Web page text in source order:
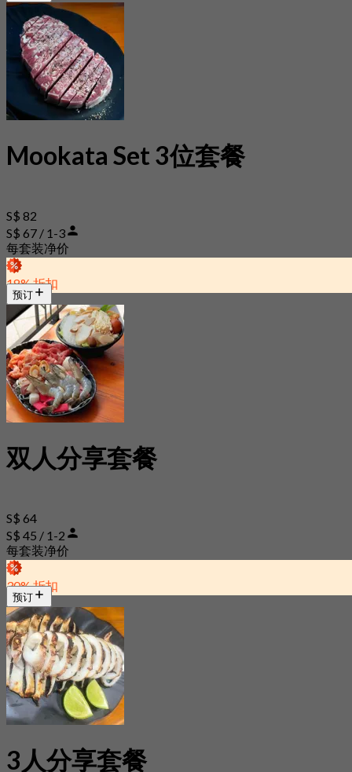
Mookata Set 3位套餐
S$ 82
S$ 67 / 1-3
每套装净价
18% 折扣
预订
双人分享套餐
S$ 64
S$ 45 / 1-2
每套装净价
30% 折扣
预订
3人分享套餐